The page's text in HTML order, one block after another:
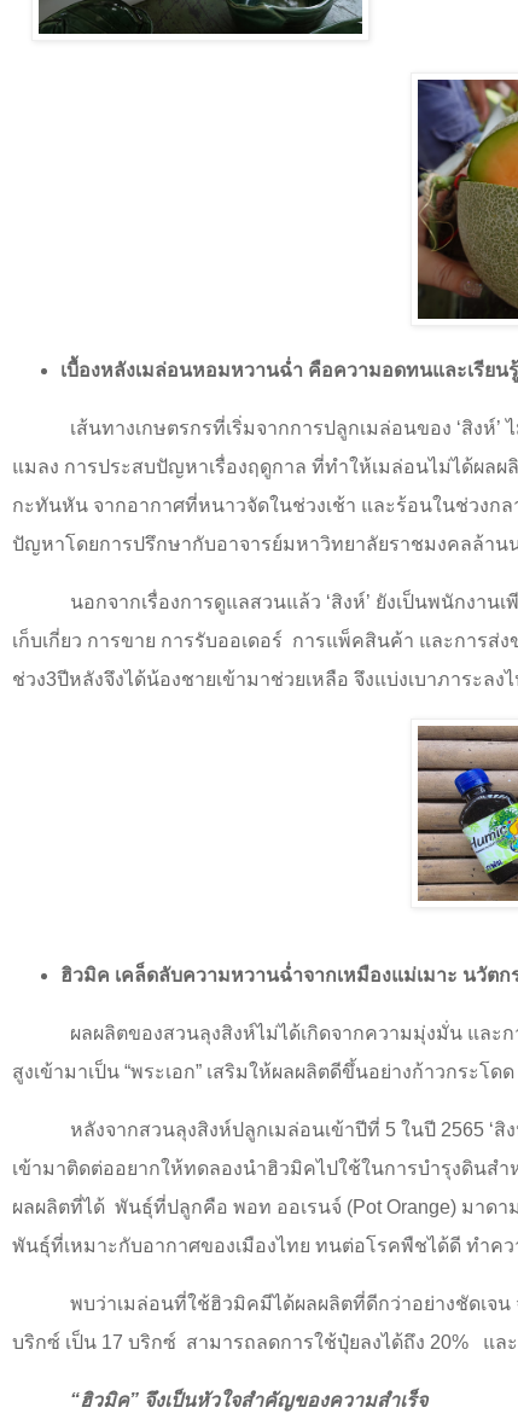
เบื้องหลังเมล่อนหอมหวานฉ่ำ คือความอดทนและเรียนรู้
เส้นทางเกษตรกรที่เริ่มจากการปลูกเมล่อนของ ‘สิงห์’
แมลง การประสบปัญหาเรื่องฤดูกาล ที่ทำให้เมล่อนไม่ได้ผลผ
กะทันหัน จากอากาศที่หนาวจัดในช่วงเช้า และร้อนในช่วงก
ปัญหาโดยการปรึกษากับอาจารย์มหาวิทยาลัยราชมงคลล้าน
นอกจากเรื่องการดูแลสวนแล้ว ‘สิงห์’ ยังเป็นพนักงาน
เก็บเกี่ยว การขาย การรับออเดอร์ การแพ็คสินค้า และการส่ง
ช่วง3ปีหลังจึงได้น้องชายเข้ามาช่วยเหลือ จึงแบ่งเบาภาระลง
ฮิวมิค เคล็ดลับความหวานฉ่ำจากเหมืองแม่เมาะ นวัตก
ผลผลิตของสวนลุงสิงห์ไม่ได้เกิดจากความมุ่งมั่น และ
สูงเข้ามาเป็น “พระเอก” เสริมให้ผลผลิตดีขึ้นอย่างก้าวกระโดด
หลังจากสวนลุงสิงห์ปลูกเมล่อนเข้าปีที่ 5 ในปี 2565 ‘สิ
เข้ามาติดต่ออยากให้ทดลองนำฮิวมิคไปใช้ในการบำรุงดินส
ผลผลิตที่ได้ พันธุ์ที่ปลูกคือ พอท ออเรนจ์ (Pot Orange) มาดา
พันธุ์ที่เหมาะกับอากาศของเมืองไทย ทนต่อโรคพืชได้ดี ทำค
พบว่าเมล่อนที่ใช้ฮิวมิคมีได้ผลผลิตที่ดีกว่าอย่างชัดเจน
บริกซ์ เป็น 17 บริกซ์ สามารถลดการใช้ปุ๋ยลงได้ถึง 20% แล
“ฮิวมิค” จึงเป็นหัวใจสำคัญของความสำเร็จ